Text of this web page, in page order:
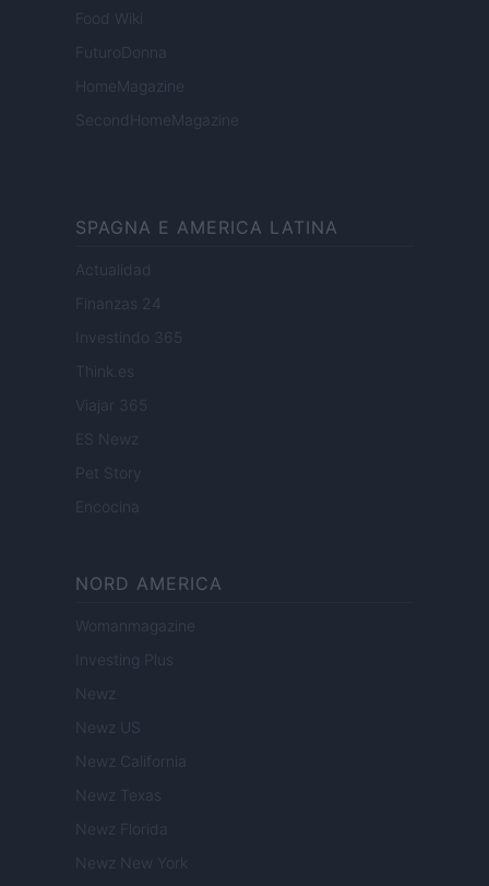
Food Wiki
FuturoDonna
HomeMagazine
SecondHomeMagazine
SPAGNA E AMERICA LATINA
Actualidad
Finanzas 24
Investindo 365
Think.es
Viajar 365
ES Newz
Pet Story
Encocina
NORD AMERICA
Womanmagazine
Investing Plus
Newz
Newz US
Newz California
Newz Texas
Newz Florida
Newz New York